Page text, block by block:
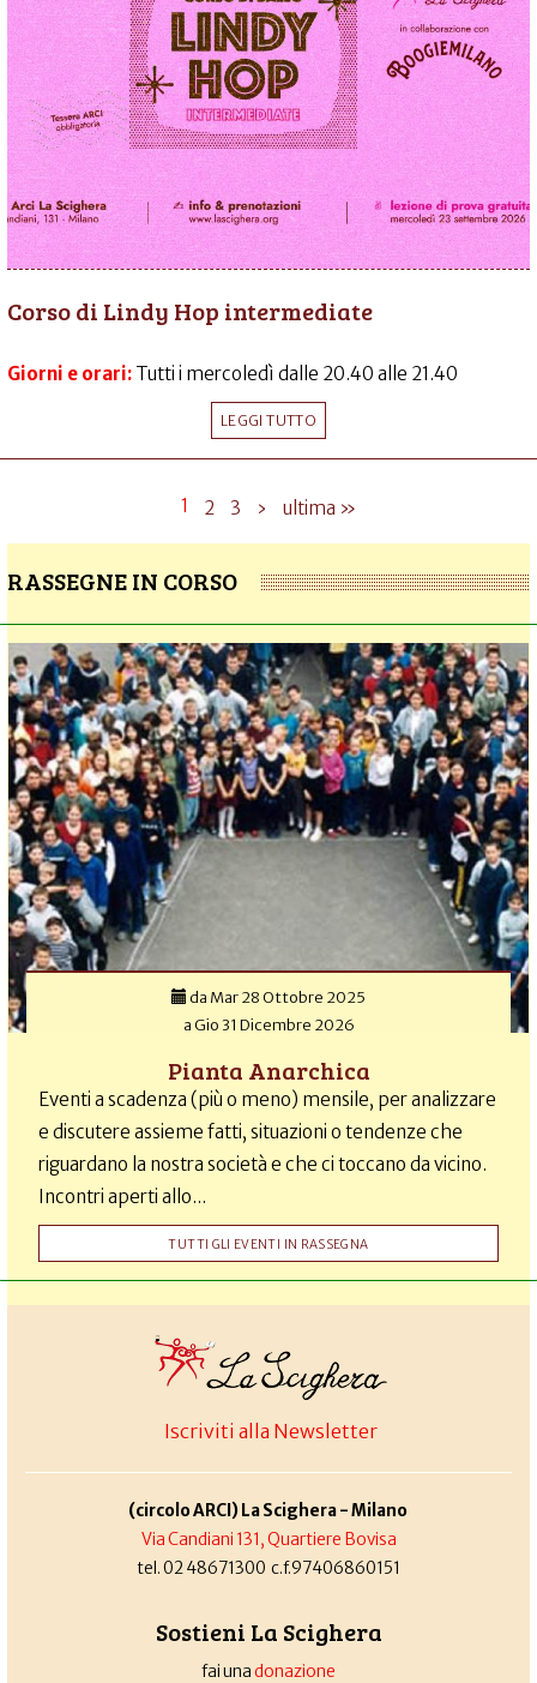
Corso di Lindy Hop intermediate
Giorni e orari: Tutti i mercoledì dalle 20.40 alle 21.40
LEGGI TUTTO
1 2 3 › ultima »
RASSEGNE IN CORSO
da Mar 28 Ottobre 2025
aGio 31 Dicembre 2026
Pianta Anarchica
Eventi a scadenza (più o meno) mensile, per analizzare
e discutere assieme fatti, situazioni o tendenze che
riguardano la nostra società e che ci toccano da vicino.
Incontri aperti allo...
TUTTI GLI EVENTI IN RASSEGNA
Iscriviti alla Newsletter
(circolo ARCI) La Scighera - Milano
Via Candiani 131, Quartiere Bovisa
tel. 02 48671300 c.f.97406860151
Sostieni La Scighera
fai unadonazione